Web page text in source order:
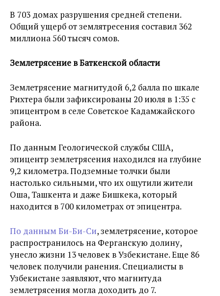
В 703 домах разрушения средней степени.
Общий ущерб от землятресения составил 362
миллиона 560 тысяч сомов.
Землетрясение в Баткенской области
Землетрясение магнитудой 6,2 балла по шкале
Рихтера были зафиксированы 20 июля в 1:35 с
эпицентром в селе Советское Кадамжайского
района.
По данным Геологической службы США,
эпицентр землетрясения находился на глубине
9,2 километра. Подземные толчки были
настолько сильными, что их ощутили жители
Оша, Ташкента и даже Бишкека, который
находится в 700 километрах от эпицентра.
По данным Би-Би-Си, землетрясение, которое
распространилось на Ферганскую долину,
унесло жизни 13 человек в Узбекистане. Еще 86
человек получили ранения. Специалисты в
Узбекистане заявляют, что магнитуда
землетрясения могла доходить до 7.